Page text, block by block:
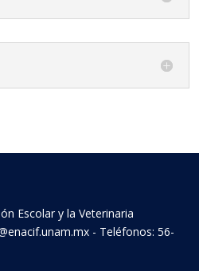
Escolar y la Veterinaria
- Teléfonos: 56-